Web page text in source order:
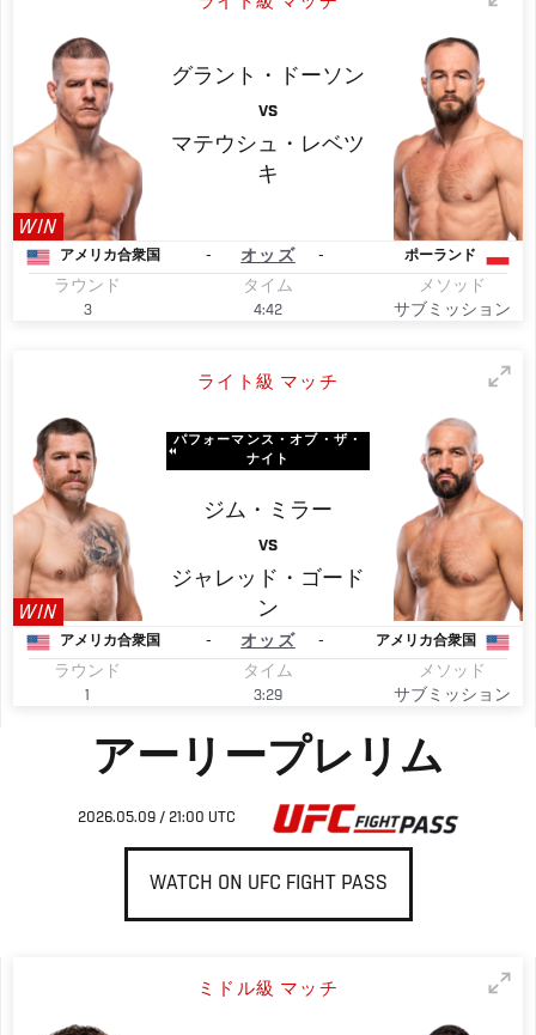
WIN
グラント・ドーソン
VS
マテウシュ・レベツ
キ
アメリカ合衆国 - オッズ - ポーランド
ラウンド
3
タイム
4:42
メソッド
サブミッション
ライト級 マッチ
WIN
パフォーマンス・オブ・ザ・
ナイト
ジム・ミラー
VS
ジャレッド・ゴード
ン
アメリカ合衆国 - オッズ - アメリカ合衆国
ラウンド
1
タイム
3:29
メソッド
サブミッション
アーリープレリム
2026.05.09 / 21:00 UTC
WATCH ON UFC FIGHT PASS
ミドル級 マッチ